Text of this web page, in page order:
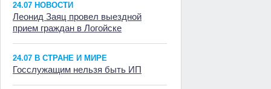
24.07 НОВОСТИ
Леонид Заяц провел выездной
прием граждан в Логойске
24.07 В СТРАНЕ И МИРЕ
Госслужащим нельзя быть ИП